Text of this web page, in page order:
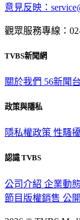
意見反映：
觀眾服務專線：
TVBS新聞網
關於我們 56新聞
政策與隱私
隱私權政策 性騷
認識 TVBS
公司介紹 企業動態
節目版權銷售 公